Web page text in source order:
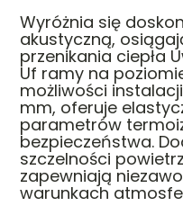
Wyróżnia się
akustyczną,
przenikania ciepła
Uf ramy na
możliwości
mm, oferuje
parametrów
bezpieczeństwa.
szczelności
zapewniają
warunkach